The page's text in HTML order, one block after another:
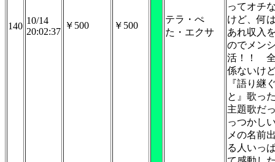
140
10/14
20:02:37
￥500 ￥500
テラ・ぺ
た・エクサ
ってオチ
けど、何
あれ収入
のでメン
活！！
係ないけ
『語り継
と』歌っ
主題歌だ
っつかし
メの名前
る人いっ